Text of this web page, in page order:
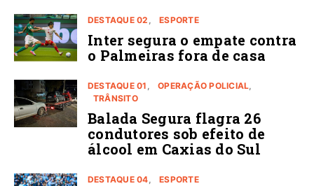
DESTAQUE 02 ESPORTE
Inter segura o empate contra
o Palmeiras fora de casa
DESTAQUE 01
OPERAÇÃO POLICIAL
TRÂNSITO
Balada Segura flagra 26
condutores sob efeito de
álcool em Caxias do Sul
DESTAQUE 04 ESPORTE